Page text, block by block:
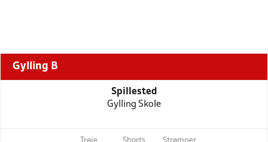
Gylling B
Spillested
Gylling Skole